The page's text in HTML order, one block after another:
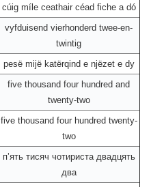
cúig míle ceathair céad fiche a dó
vyfduisend vierhonderd twee-en-
twintig
pesë mijë katërqind e njëzet e dy
five thousand four hundred and
twenty-two
five thousand four hundred twenty-
two
пʼять тисяч чотириста двадцять
два